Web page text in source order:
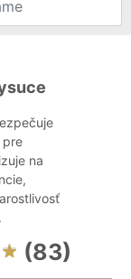
pre
na
(83)